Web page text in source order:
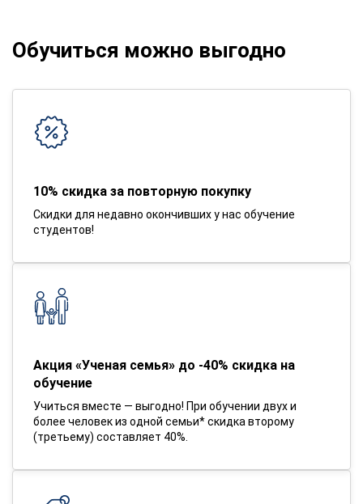
Обучиться можно выгодно
10% скидка за повторную покупку
Скидки для недавно окончивших у нас обучение
студентов!
Акция «Ученая семья» до -40% скидка на
обучение
Учиться вместе — выгодно! При обучении двух и
более человек из одной семьи* скидка второму
(третьему) составляет 40%.